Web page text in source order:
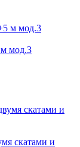
м мод.3
скатами и